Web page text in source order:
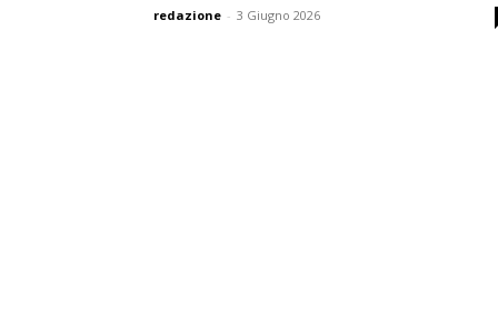
redazione - 3 Giugno 2026